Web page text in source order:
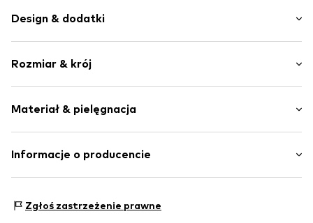
Design & dodatki
Dżersej
Okrągły dekolt
Nr artykułu ONI9i5p004000001
Rozmiar & krój
Krój: Normalny krój
Materiał & pielęgnacja
Materiał wierzchni: 100% Bawełna
Informacje o producencie
3261HE Warmond
Zgłoś zastrzeżenie prawne